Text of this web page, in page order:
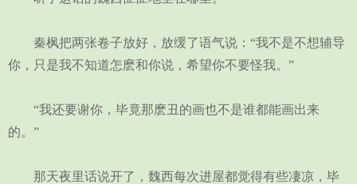
秦枫把两张卷子放好，放缓了语气说：“我不是不想辅导
你，只是我不知道怎麽和你说，希望你不要怪我。”
“我还要谢你，毕竟那麽丑的画也不是谁都能画出来
的。”
那天夜里话说开了，魏西每次进屋都觉得有些凄凉，毕